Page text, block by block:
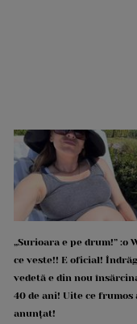
„Surioara e pe drum!” :o
ce veste!! E oficial!
vedetă e din nou
40 de ani! Uite ce frumos
anunțat!